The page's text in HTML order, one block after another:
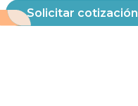
Solicitar cotización